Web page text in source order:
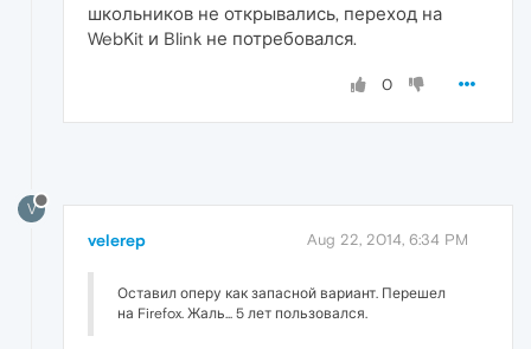
школьников не открывались, переход на
WebKit и Blink не потребовался.
0
V
velerep Aug 22, 2014, 6:34 PM
Оставил оперу как запасной вариант. Перешел
на Firefox. Жаль... 5 лет пользовался.